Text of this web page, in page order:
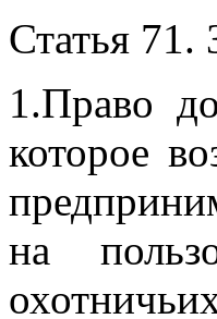
Статья 71.
1.Право
которое
на